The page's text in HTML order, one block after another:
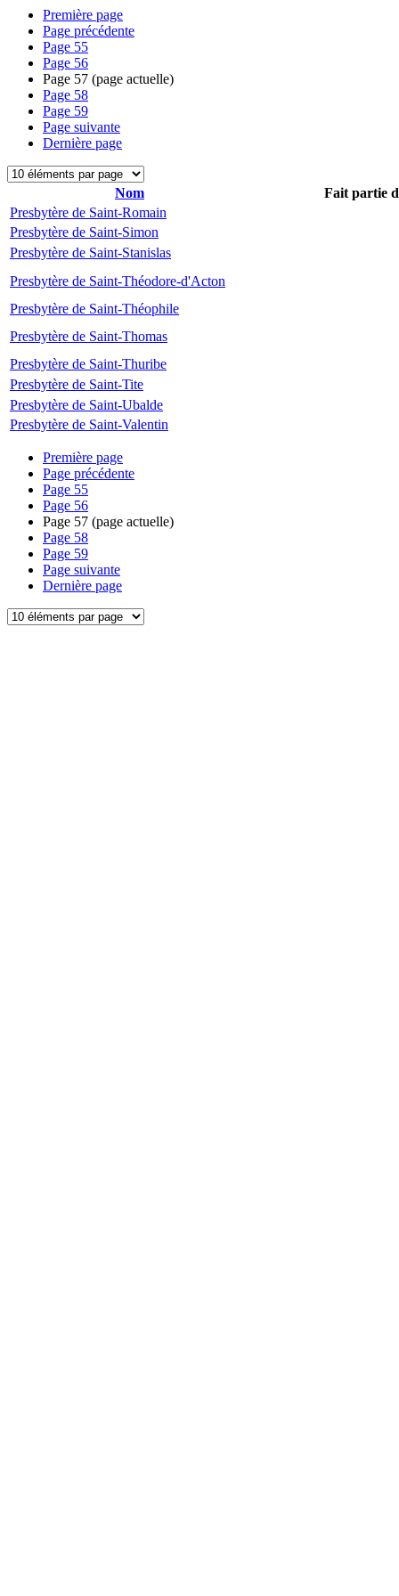
Première page
Page précédente
Page 55
Page 56
Page 57 (page actuelle)
Page 58
Page 59
Page suivante
Dernière page
Nom
Fait partie
Presbytère de Saint-Romain
Presbytère de Saint-Simon
Presbytère de Saint-Stanislas
Presbytère de Saint-Théodore-d'Acton
Presbytère de Saint-Théophile
Presbytère de Saint-Thomas
Presbytère de Saint-Thuribe
Presbytère de Saint-Tite
Presbytère de Saint-Ubalde
Presbytère de Saint-Valentin
Première page
Page précédente
Page 55
Page 56
Page 57 (page actuelle)
Page 58
Page 59
Page suivante
Dernière page